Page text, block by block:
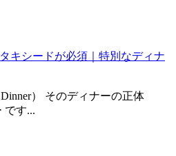
キシードが必須｜特別なディナ
） そのディナーの正体
です...